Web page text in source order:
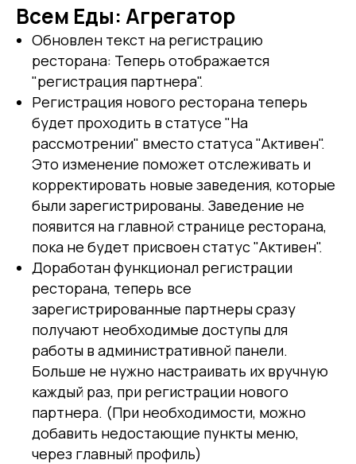
Всем Еды: Агрегатор
Обновлен текст на регистрацию
ресторана: Теперь отображается
"регистрация партнера".
Регистрация нового ресторана теперь
будет проходить в статусе "На
рассмотрении" вместо статуса "Активен".
Это изменение поможет отслеживать и
корректировать новые заведения, которые
были зарегистрированы. Заведение не
появится на главной странице ресторана,
пока не будет присвоен статус "Активен".
Доработан функционал регистрации
ресторана, теперь все
зарегистрированные партнеры сразу
получают необходимые доступы для
работы в административной панели.
Больше не нужно настраивать их вручную
каждый раз, при регистрации нового
партнера. (При необходимости, можно
добавить недостающие пункты меню,
через главный профиль)